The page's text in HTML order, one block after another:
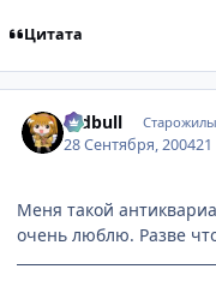
Цитата
redbull Старожилы
28 Сентября, 200421
Меня такой
очень люблю. Разве